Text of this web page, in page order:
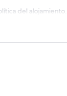
del alojamiento.